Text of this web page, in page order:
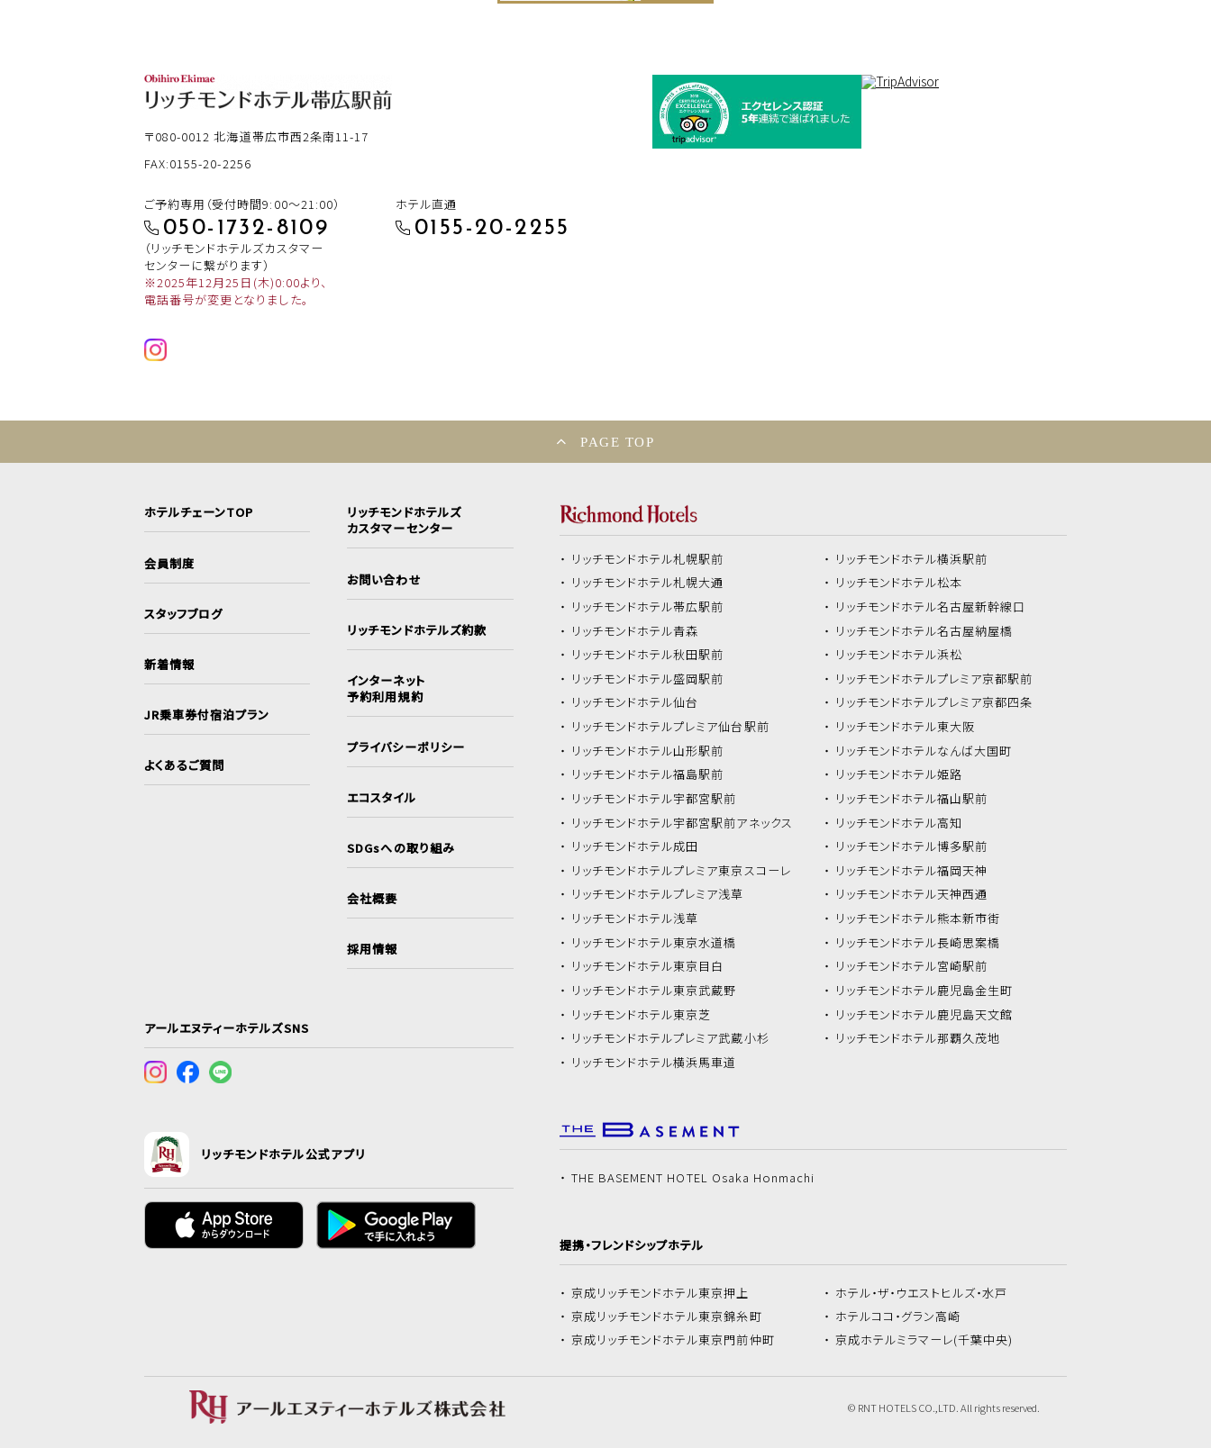
〒080-0012北海道帯広市西2条南11-17
FAX:0155-20-2256
ご予約専用（受付時間9:00～21:00）
050-1732-8109
（リッチモンドホテルズカスタマー
センターに繋がります）
※2025年12月25日(木)0:00より、
電話番号が変更となりました。
ホテル直通
0155-20-2255
PAGE TOP
ホテルチェーンTOP
会員制度
スタッフブログ
新着情報
JR乗車券付宿泊プラン
よくあるご質問
リッチモンドホテルズ
カスタマーセンター
お問い合わせ
リッチモンドホテルズ約款
インターネット
予約利用規約
プライバシーポリシー
エコスタイル
SDGsへの取り組み
会社概要
採用情報
アールエヌティーホテルズSNS
リッチモンドホテル公式アプリ
リッチモンドホテル札幌駅前
リッチモンドホテル札幌大通
リッチモンドホテル帯広駅前
リッチモンドホテル青森
リッチモンドホテル秋田駅前
リッチモンドホテル盛岡駅前
リッチモンドホテル仙台
リッチモンドホテルプレミア仙台駅前
リッチモンドホテル山形駅前
リッチモンドホテル福島駅前
リッチモンドホテル宇都宮駅前
リッチモンドホテル宇都宮駅前アネックス
リッチモンドホテル成田
リッチモンドホテルプレミア東京スコーレ
リッチモンドホテルプレミア浅草
リッチモンドホテル浅草
リッチモンドホテル東京水道橋
リッチモンドホテル東京目白
リッチモンドホテル東京武蔵野
リッチモンドホテル東京芝
リッチモンドホテルプレミア武蔵小杉
リッチモンドホテル横浜馬車道
リッチモンドホテル横浜駅前
リッチモンドホテル松本
リッチモンドホテル名古屋新幹線口
リッチモンドホテル名古屋納屋橋
リッチモンドホテル浜松
リッチモンドホテルプレミア京都駅前
リッチモンドホテルプレミア京都四条
リッチモンドホテル東大阪
リッチモンドホテルなんば大国町
リッチモンドホテル姫路
リッチモンドホテル福山駅前
リッチモンドホテル高知
リッチモンドホテル博多駅前
リッチモンドホテル福岡天神
リッチモンドホテル天神西通
リッチモンドホテル熊本新市街
リッチモンドホテル長崎思案橋
リッチモンドホテル宮崎駅前
リッチモンドホテル鹿児島金生町
リッチモンドホテル鹿児島天文館
リッチモンドホテル那覇久茂地
THE BASEMENT HOTEL Osaka Honmachi
提携・フレンドシップホテル
京成リッチモンドホテル東京押上 ホテル・ザ・ ウエストヒルズ・水戸
京成リッチモンドホテル東京錦糸町 ホテルココ・グラン高崎
京成リッチモンドホテル東京門前仲町 京成ホテルミラマーレ(千葉中央)
© RNT HOTELS CO.,LTD. All rights reserved.